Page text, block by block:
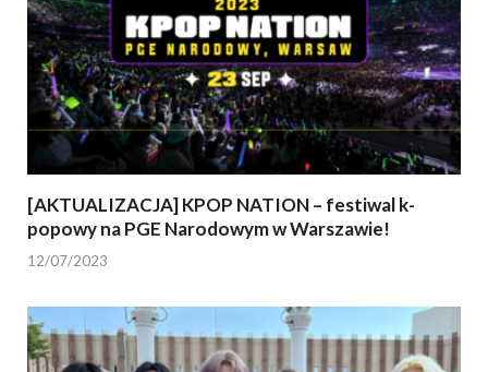
[AKTUALIZACJA] KPOP NATION – festiwal k-
popowy na PGE Narodowym w Warszawie!
12/07/2023